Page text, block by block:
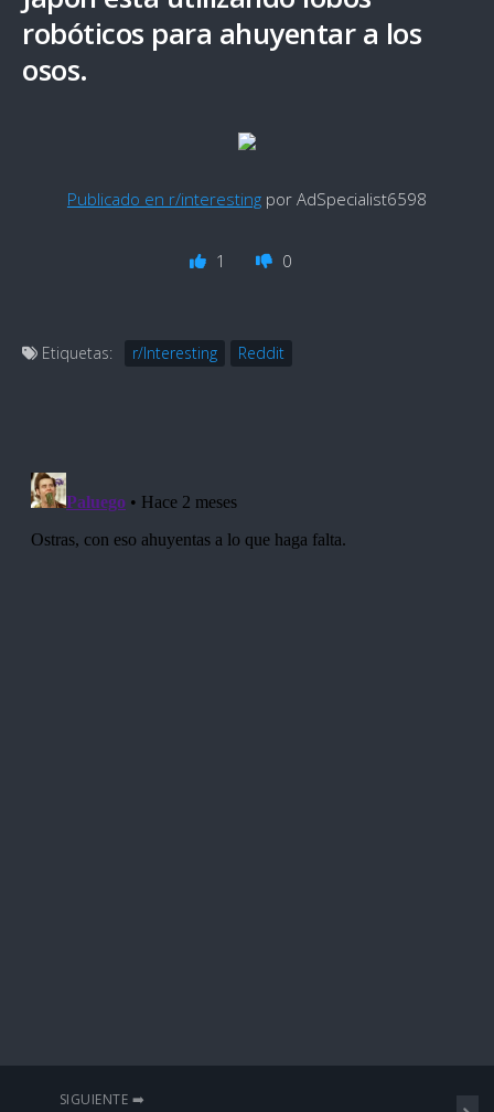
robóticos para ahuyentar a los
osos.
Publicado en r/interestingpor AdSpecialist6598
1 0
Etiquetas: r/Interesting Reddit
SIGUIENTE ➡️